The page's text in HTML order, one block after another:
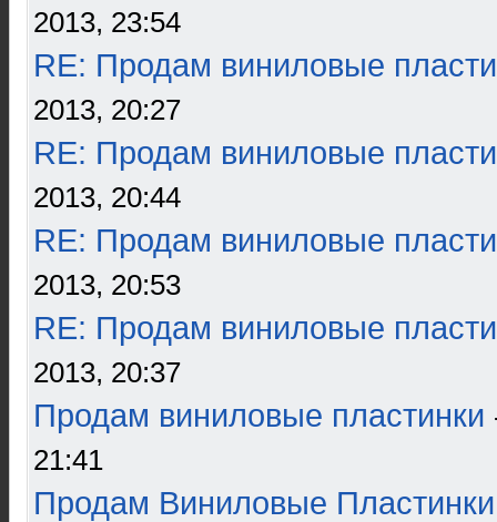
2013, 23:54
RE: Продам виниловые
2013, 20:27
RE: Продам виниловые
2013, 20:44
RE: Продам виниловые
2013, 20:53
RE: Продам виниловые
2013, 20:37
Продам виниловые пластинки
21:41
Продам Виниловые Пластинки